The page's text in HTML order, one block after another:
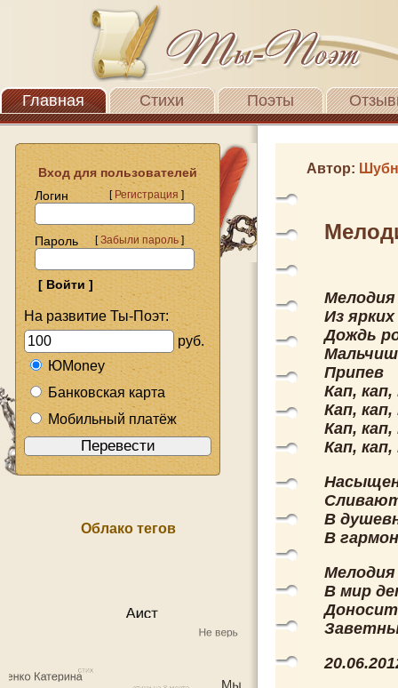
Главная Стихи Поэты
Вход для пользователей
Логин
[Регистрация]
Пароль [Забыли пароль]
На развитие Ты-Поэт:
руб.
ЮMoney
Банковская карта
Мобильный платёж
Облако тегов
Автор:
Из
Дождь
Припев
Кап,
Кап,
Кап,
Кап,
В
В
В мир